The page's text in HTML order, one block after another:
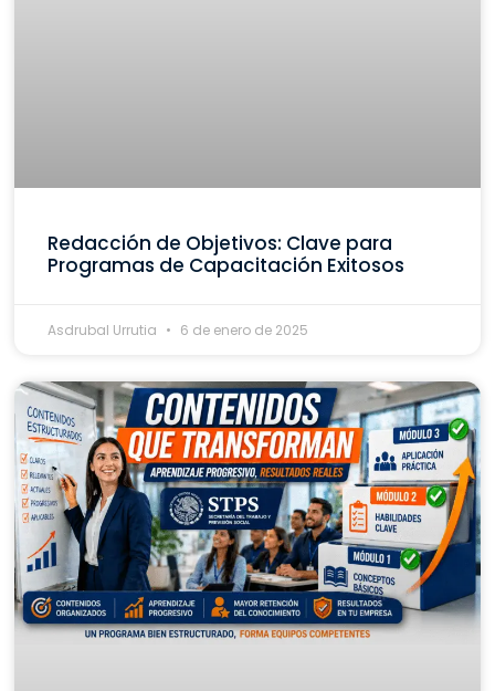
Redacción de Objetivos: Clave para
Programas de Capacitación Exitosos
Asdrubal Urrutia 6 de enero de 2025